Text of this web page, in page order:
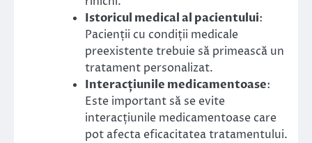
Istoricul medical al pacientului:
Pacienții cu condiții medicale
preexistente trebuie să primească un
tratament personalizat.
Interacțiunile medicamentoase:
Este important să se evite
interacțiunile medicamentoase care
pot afecta eficacitatea tratamentului.